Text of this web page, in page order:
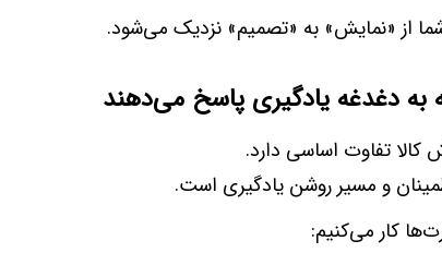
از «نمایش» به «تصمیم» نزدیک می‌شود.
به دغدغه یادگیری پاسخ می‌دهند
کالا تفاوت اساسی دارد.
و مسیر روشن یادگیری است.
کار می‌کنیم: